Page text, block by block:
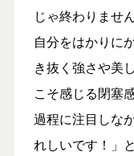
じゃ終わりませ
自分をはかりに
き抜く強さや美
こそ感じる閉塞
過程に注目しな
れしいです！」